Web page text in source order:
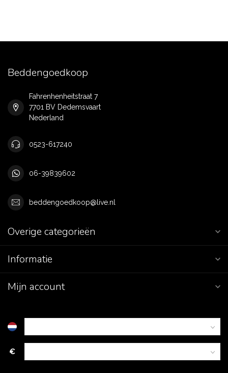
Beddengoedkoop
Fahrenhenheitstraat 7
7701 BV Dedemsvaart
Nederland
0523-617240
06-39839602
beddengoedkoop@live.nl
Overige categorieën
Informatie
Mijn account
€